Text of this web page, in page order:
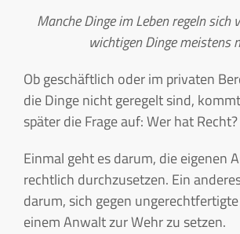
Manche Dinge im Leben regeln sich
wichtigen Dinge meistens
Ob geschäftlich oder im privaten
die Dinge nicht geregelt sind,
später die Frage auf: Wer hat Recht?
Einmal geht es darum, die eigenen
rechtlich durchzusetzen. Ein
darum, sich gegen
einem Anwalt zur Wehr zu setzen.